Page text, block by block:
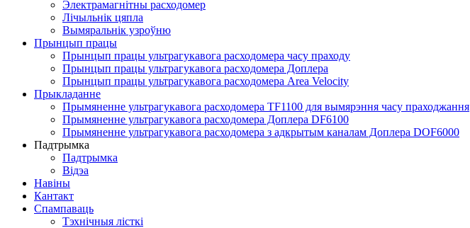
Электрамагнітны расходомер
Лічыльнік цяпла
Вымяральнік узроўню
Прынцып працы
Прынцып працы ультрагукавога расходомера часу праходу
Прынцып працы ультрагукавога расходомера Доплера
Прынцып працы ультрагукавога расходомера Area Velocity
Прыкладанне
Прымяненне ультрагукавога расходомера TF1100 для вымярэння часу праходжання
Прымяненне ультрагукавога расходомера Доплера DF6100
Прымяненне ультрагукавога расходомера з адкрытым каналам Доплера DOF6000
Падтрымка
Падтрымка
Відэа
Навіны
Кантакт
Спампаваць
Тэхнічныя лісткі